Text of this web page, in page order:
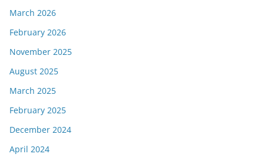
March 2026
February 2026
November 2025
August 2025
March 2025
February 2025
December 2024
April 2024